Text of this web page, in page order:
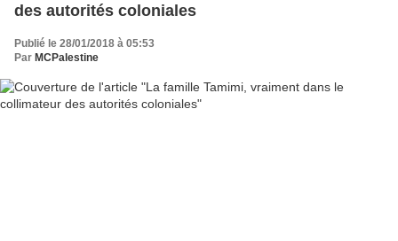
des autorités coloniales
Publié le 28/01/2018 à 05:53
Par MCPalestine